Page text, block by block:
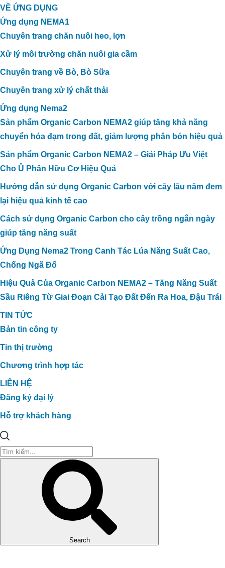
VỀ ỨNG DỤNG
Ứng dụng NEMA1
Chuyên trang chăn nuôi heo, lợn
Xử lý môi trường chăn nuôi gia cầm
Chuyên trang về Bò, Bò Sữa
Chuyên trang xử lý chất thải
Ứng dụng Nema2
Sản phẩm Organic Carbon NEMA2 giúp tăng khả năng
chuyển hóa đạm trong đất, giảm lượng phân bón hiệu quả
Sản phẩm Organic Carbon NEMA2 – Giải Pháp Ưu Việt
Cho Ủ Phân Hữu Cơ Hiệu Quả
Hướng dẫn sử dụng Organic Carbon với cây lâu năm đem
lại hiệu quả kinh tế cao
Cách sử dụng Organic Carbon cho cây trồng ngắn ngày
giúp tăng năng suất
Ứng Dụng Nema2 Trong Canh Tác Lúa Năng Suất Cao,
Chống Ngã Đổ
Hiệu Quả Của Organic Carbon NEMA2 – Tăng Năng Suất
Sầu Riêng Từ Giai Đoạn Cải Tạo Đất Đến Ra Hoa, Đậu Trái
TIN TỨC
Bản tin công ty
Tin thị trường
Chương trình hợp tác
LIÊN HỆ
Đăng ký đại lý
Hỗ trợ khách hàng
Search